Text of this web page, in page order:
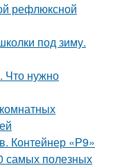
рефлюксной
под зиму.
Что нужно
Контейнер «Р9»
самых полезных